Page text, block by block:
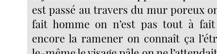
est passé au travers du mur poreux
fait homme on n’est pas tout à
encore la ramener on connaît ça